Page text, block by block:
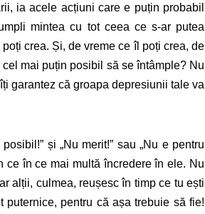
ia acele acțiuni care e puțin probabil
mintea cu tot ceea ce s-ar putea
crea. Și, de vreme ce îl poți crea, de
mai puțin posibil să se întâmple? Nu
garantez că groapa depresiunii tale va
și „Nu merit!” sau „Nu e pentru
ce în ce mai multă încredere în ele. Nu
alții, culmea, reușesc în timp ce tu ești
pentru că așa trebuie să fie!